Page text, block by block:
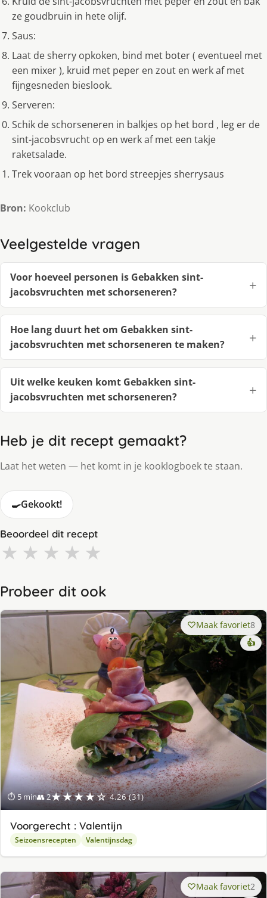
ze goudbruin in hete olijf.
Saus:
Laat de sherry opkoken, bind met boter ( eventueel met
een mixer ), kruid met peper en zout en werk af met
fijngesneden bieslook.
Serveren:
Schik de schorseneren in balkjes op het bord , leg er de
sint-jacobsvrucht op en werk af met een takje
raketsalade.
Trek vooraan op het bord streepjes sherrysaus
Bron: Kookclub
Veelgestelde vragen
Voor hoeveel personen is Gebakken sint-
jacobsvruchten met schorseneren?
Hoe lang duurt het om Gebakken sint-
jacobsvruchten met schorseneren te maken?
Uit welke keuken komt Gebakken sint-
jacobsvruchten met schorseneren?
Heb je dit recept gemaakt?
Laat het weten — het komt in je kooklogboek te staan.
🍳Gekookt!
Beoordeel dit recept
★ ★ ★ ★ ★
Probeer dit ook
⏱ 5 min👥 2★★★★☆ 4.26 (31)
Maak favoriet8
👍
Voorgerecht : Valentijn
Seizoensrecepten Valentijnsdag
Maak favoriet2